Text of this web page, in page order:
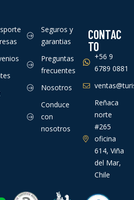
Seguros y
garantias
Preguntas
frecuentes
Nosotros
Conduce
con
nosotros
CONTAC
TO
+56 9
6789 0881
Reñaca
norte
#265
oficina
614, Viña
del Mar,
Chile